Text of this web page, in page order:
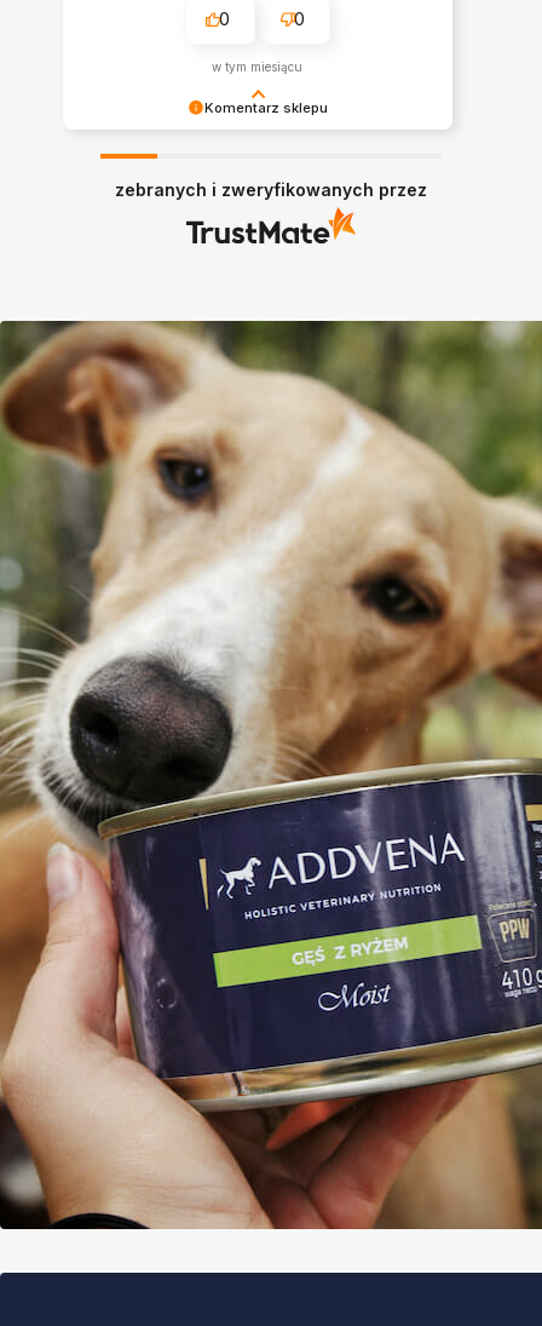
Komentarz sklepu
cieszymy się, że nasza karma zagościła w misce
Państwa pupila. 🐶❤️ Życzymy mnóstwa zdrowia i
smacznego dla pieska! Zespół ADDVENA
0 0
w tym miesiącu
zebranych i zweryfikowanych przez